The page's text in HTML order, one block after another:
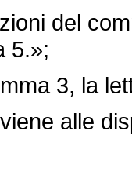
del
5.»;
3, la
alle